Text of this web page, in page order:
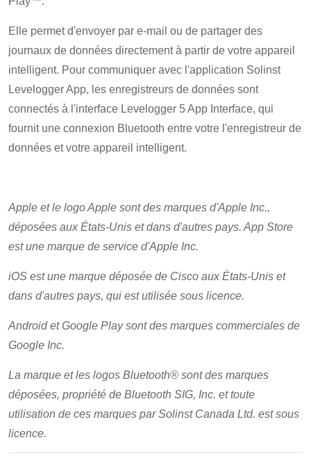
Elle permet d'envoyer par e-mail ou de partager des
journaux de données directement à partir de votre appareil
intelligent. Pour communiquer avec l'application Solinst
Levelogger App, les enregistreurs de données sont
connectés à l'interface Levelogger 5 App Interface, qui
fournit une connexion Bluetooth entre votre l'enregistreur de
données et votre appareil intelligent.
Apple et le logo Apple sont des marques d'Apple Inc.,
déposées aux États-Unis et dans d'autres pays. App Store
est une marque de service d'Apple Inc.
iOS est une marque déposée de Cisco aux États-Unis et
dans d'autres pays, qui est utilisée sous licence.
Android et Google Play sont des marques commerciales de
Google Inc.
La marque et les logos Bluetooth® sont des marques
déposées, propriété de Bluetooth SIG, Inc. et toute
utilisation de ces marques par Solinst Canada Ltd. est sous
licence.